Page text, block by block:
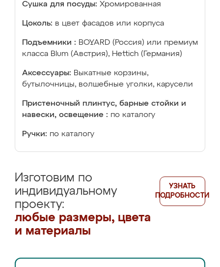
Сушка для посуды: Хромированная
Цоколь: в цвет фасадов или корпуса
Подъемники : BOYARD (Россия) или премиум
класса Blum (Австрия), Hettich (Германия)
Аксессуары: Выкатные корзины,
бутылочницы, волшебные уголки, карусели
Пристеночный плинтус, барные стойки и
навески, освещение : по каталогу
Ручки: по каталогу
Изготовим по
индивидуальному
проекту:
любые размеры, цвета
и материалы
УЗНАТЬ
ПОДРОБНОСТИ